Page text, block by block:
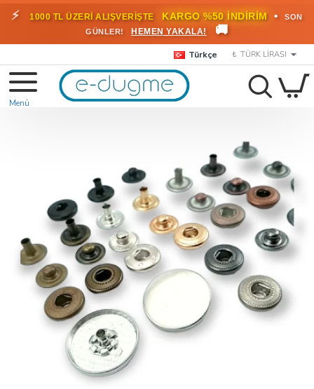
⚡ 1000 TL ÜZERİ ALIŞVERİŞTE KARGO %50 İNDİRİM •
SON
GÜNLER!
HEMEN YAKALA! 🚚
Türkçe ₺ TÜRK LIRASI